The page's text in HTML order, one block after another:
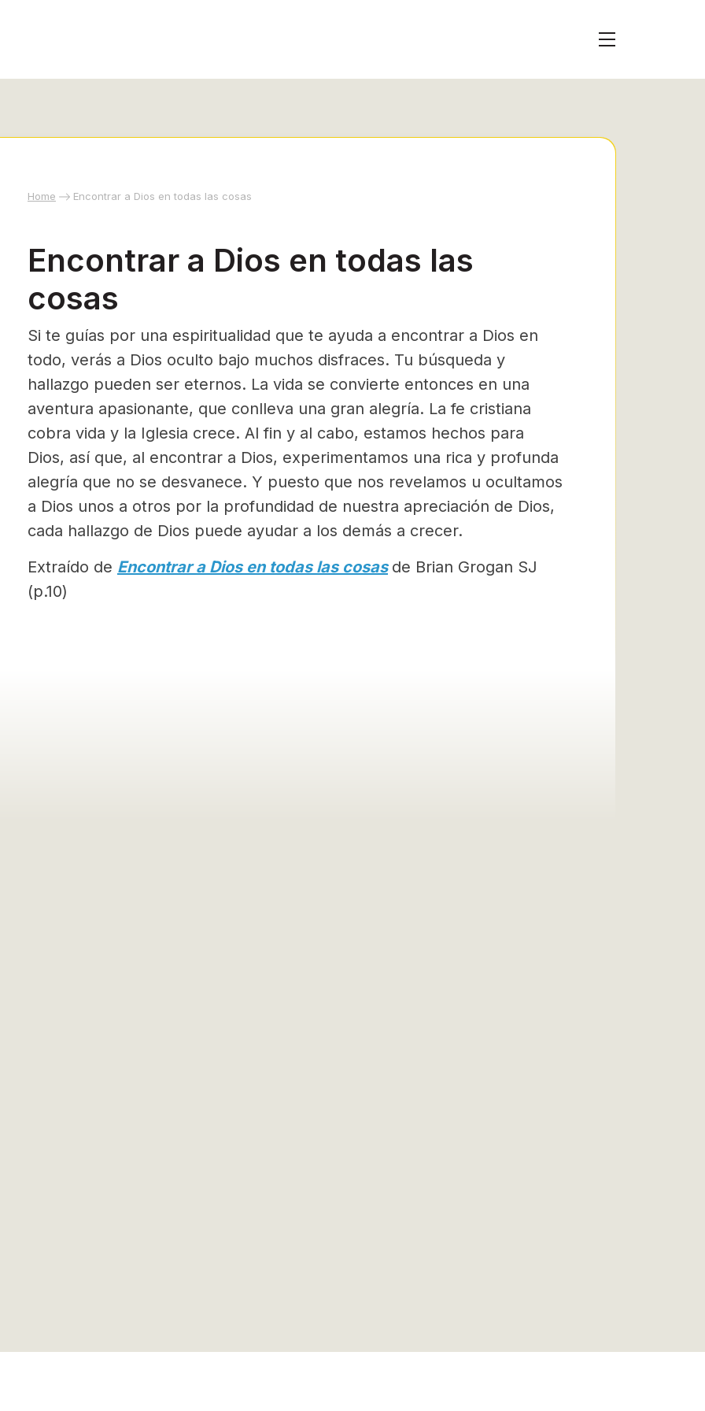
Home Encontrar a Dios en todas las cosas
Encontrar a Dios en todas las
cosas
Si te guías por una espiritualidad que te ayuda a encontrar a Dios en
todo, verás a Dios oculto bajo muchos disfraces. Tu búsqueda y
hallazgo pueden ser eternos. La vida se convierte entonces en una
aventura apasionante, que conlleva una gran alegría. La fe cristiana
cobra vida y la Iglesia crece. Al fin y al cabo, estamos hechos para
Dios, así que, al encontrar a Dios, experimentamos una rica y profunda
alegría que no se desvanece. Y puesto que nos revelamos u ocultamos
a Dios unos a otros por la profundidad de nuestra apreciación de Dios,
cada hallazgo de Dios puede ayudar a los demás a crecer.
Extraído de Encontrar a Dios en todas las cosas de Brian Grogan SJ
(p.10)